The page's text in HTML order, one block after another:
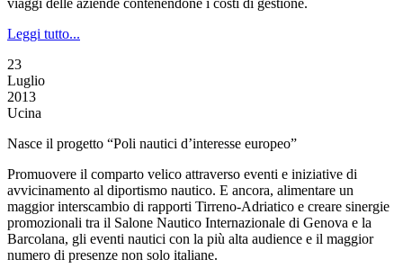
viaggi delle aziende contenendone i costi di gestione.
Leggi tutto...
23
Luglio
2013
Ucina
Nasce il progetto “Poli nautici d’interesse europeo”
Promuovere il comparto velico attraverso eventi e iniziative di
avvicinamento al diportismo nautico. E ancora, alimentare un
maggior interscambio di rapporti Tirreno-Adriatico e creare sinergie
promozionali tra il Salone Nautico Internazionale di Genova e la
Barcolana, gli eventi nautici con la più alta audience e il maggior
numero di presenze non solo italiane.